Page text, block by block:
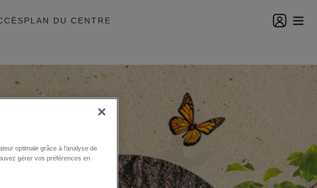
PLAN DU CENTRE
optimale grâce à l’analyse de
gérer vos préférences en